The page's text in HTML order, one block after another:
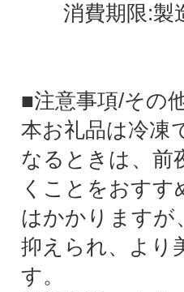
消費期限:製
■注意事項/その
本お礼品は冷凍
なるときは、前
くことをおす
はかかりますが
抑えられ、より
す。